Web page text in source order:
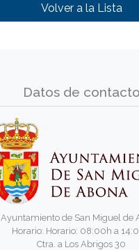
Volver a la Lista
Datos de contacto
Ayuntamiento de San Miguel de
Horario: Horario: 08:00h a
Ctra. a Los Abrigos 30